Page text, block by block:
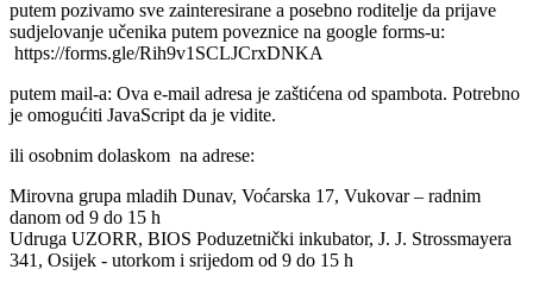
putem pozivamo sve zainteresirane a posebno roditelje da prijave
sudjelovanje učenika putem poveznice na google forms-u:
https://forms.gle/Rih9v1SCLJCrxDNKA
putem mail-a: Ova e-mail adresa je zaštićena od spambota. Potrebno
je omogućiti JavaScript da je vidite.
ili osobnim dolaskom na adrese:
Mirovna grupa mladih Dunav, Voćarska 17, Vukovar – radnim
danom od 9 do 15 h
Udruga UZORR, BIOS Poduzetnički inkubator, J. J. Strossmayera
341, Osijek - utorkom i srijedom od 9 do 15 h